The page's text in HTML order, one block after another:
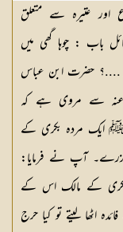
عتیرہ سے متعلق
باب : چوہا گھی میں
....؟ حضرت ابن عباس
عنہ سے مروی ہے کہ
ایک مردہ بکری کے
آپ نے فرمایا:
بکری کے مالک اس کے
اٹھا لیتے تو کیا حرج